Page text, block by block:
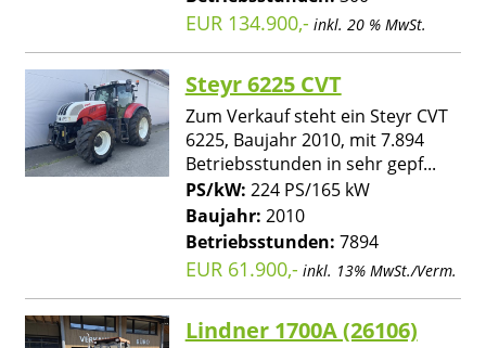
EUR 134.900,- inkl. 20 % MwSt.
Steyr 6225 CVT
Zum Verkauf steht ein Steyr CVT
6225, Baujahr 2010, mit 7.894
Betriebsstunden in sehr gepf...
PS/kW: 224 PS/165 kW
Baujahr: 2010
Betriebsstunden: 7894
EUR 61.900,- inkl. 13% MwSt./Verm.
Lindner 1700A (26106)